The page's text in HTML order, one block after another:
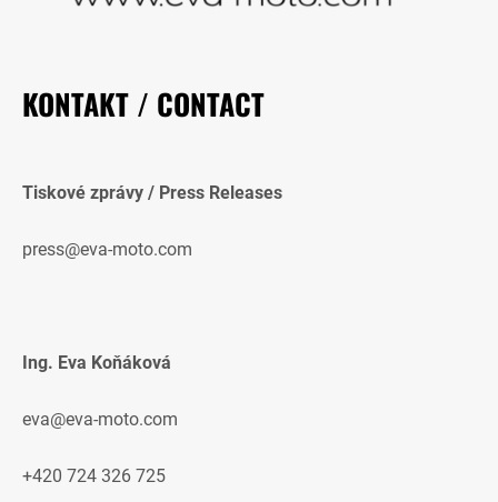
KONTAKT / CONTACT
Tiskové zprávy / Press Releases
press@eva-moto.com
Ing. Eva Koňáková
eva@eva-moto.com
+420 724 326 725